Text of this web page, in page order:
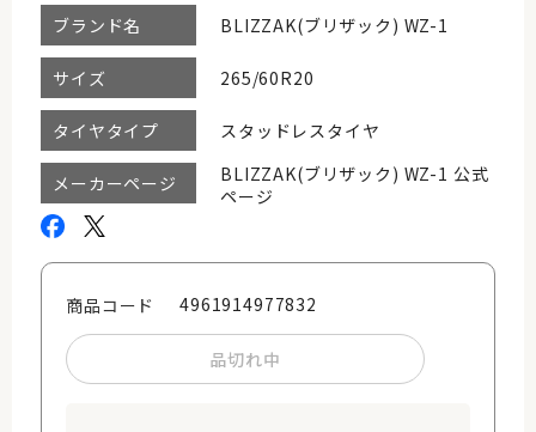
ブランド名 BLIZZAK(ブリザック) WZ-1
サイズ 265/60R20
タイヤタイプ スタッドレスタイヤ
メーカーページ
BLIZZAK(ブリザック) WZ-1 公式
ページ
商品コード 4961914977832
品切れ中